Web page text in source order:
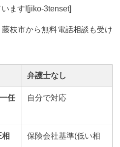
ます![jiko-3tenset]
枝市から無料電話相談も受け
弁護士なし
任 自分で対応
保険会社基準(低い相